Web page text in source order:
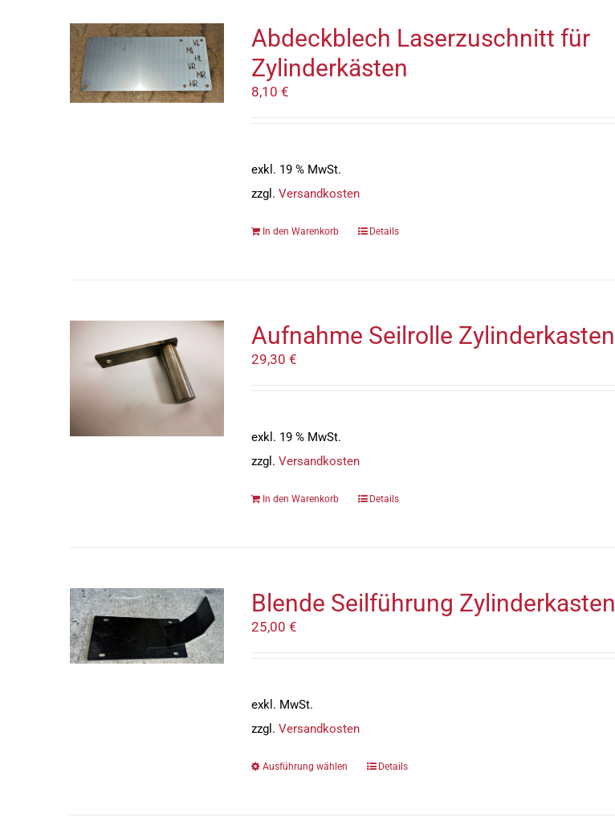
Abdeckblech Laserzuschnitt für
Zylinderkästen
8,10 €
exkl. 19 % MwSt.
zzgl. Versandkosten
In den Warenkorb Details
Aufnahme Seilrolle Zylinderkasten
29,30 €
exkl. 19 % MwSt.
zzgl. Versandkosten
In den Warenkorb Details
Blende Seilführung Zylinderkasten
25,00 €
exkl. MwSt.
zzgl. Versandkosten
Ausführung wählen Details